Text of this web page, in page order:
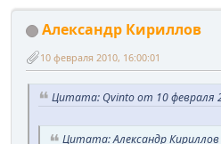
Александр Кириллов
10 февраля 2010, 16:00:01
Цитата: Qvinto от 10 февраля
Цитата: Александр